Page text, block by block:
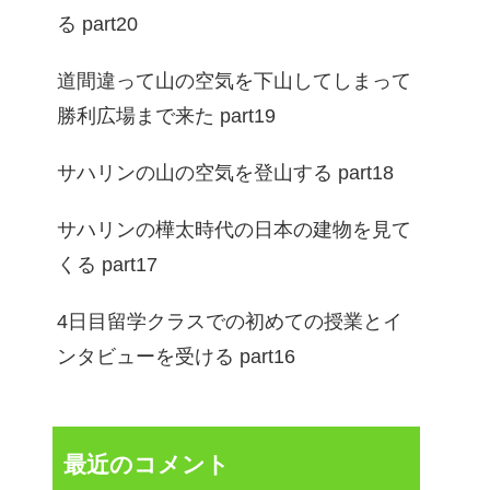
る part20
道間違って山の空気を下山してしまって
勝利広場まで来た part19
サハリンの山の空気を登山する part18
サハリンの樺太時代の日本の建物を見て
くる part17
4日目留学クラスでの初めての授業とイ
ンタビューを受ける part16
最近のコメント